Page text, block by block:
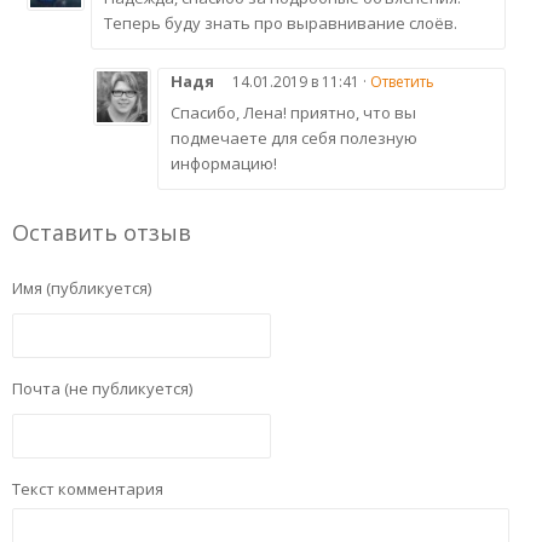
Теперь буду знать про выравнивание слоёв.
Надя 14.01.2019 в 11:41 · Ответить
Спасибо, Лена! приятно, что вы
подмечаете для себя полезную
информацию!
Оставить отзыв
Имя (публикуется)
Почта (не публикуется)
Текст комментария